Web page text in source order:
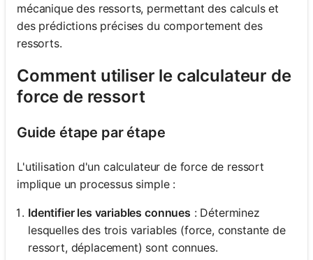
mécanique des ressorts, permettant des calculs et
des prédictions précises du comportement des
ressorts.
Comment utiliser le calculateur de
force de ressort
Guide étape par étape
L'utilisation d'un calculateur de force de ressort
implique un processus simple :
Identifier les variables connues : Déterminez
lesquelles des trois variables (force, constante de
ressort, déplacement) sont connues.